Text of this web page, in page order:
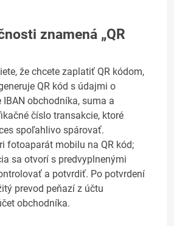
znamená „QR
že chcete zaplatiť QR kódom,
QR kód s údajmi o
IBAN obchodníka, suma a
číslo transakcie, ktoré
spoľahlivo spárovať.
fotoaparát mobilu na QR kód;
sa otvorí s predvyplnenými
a potvrdiť. Po potvrdení
prevod peňazí z účtu
obchodníka.